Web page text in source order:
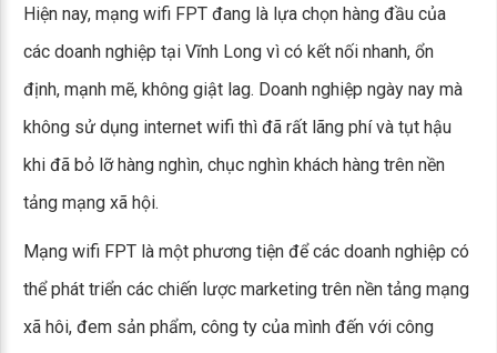
Hiện nay, mạng wifi FPT đang là lựa chọn hàng đầu của
các doanh nghiệp tại Vĩnh Long vì có kết nối nhanh, ổn
định, mạnh mẽ, không giật lag. Doanh nghiệp ngày nay mà
không sử dụng internet wifi thì đã rất lãng phí và tụt hậu
khi đã bỏ lỡ hàng nghìn, chục nghìn khách hàng trên nền
tảng mạng xã hội.
Mạng wifi FPT là một phương tiện để các doanh nghiệp có
thể phát triển các chiến lược marketing trên nền tảng mạng
xã hôi, đem sản phẩm, công ty của mình đến với công